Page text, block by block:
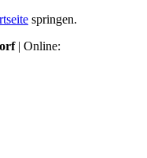
springen.
| Online: